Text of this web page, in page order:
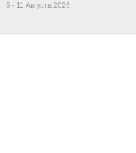
5 - 11 Августа 2026